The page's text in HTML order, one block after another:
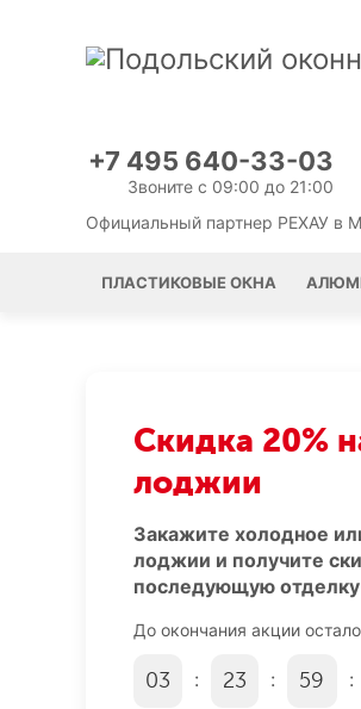
+7 495 640-33-03
Звоните с 09:00 до 21:00
Официальный партнер РЕХАУ в
ПЛАСТИКОВЫЕ ОКНА
Скидка 20%
лоджии
Закажите холодное
лоджии и получите
последующую
До окончания акции
03 : 23 : 59 :